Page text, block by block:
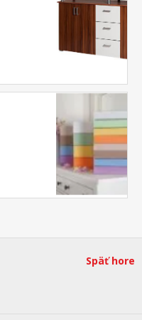
Späť hore